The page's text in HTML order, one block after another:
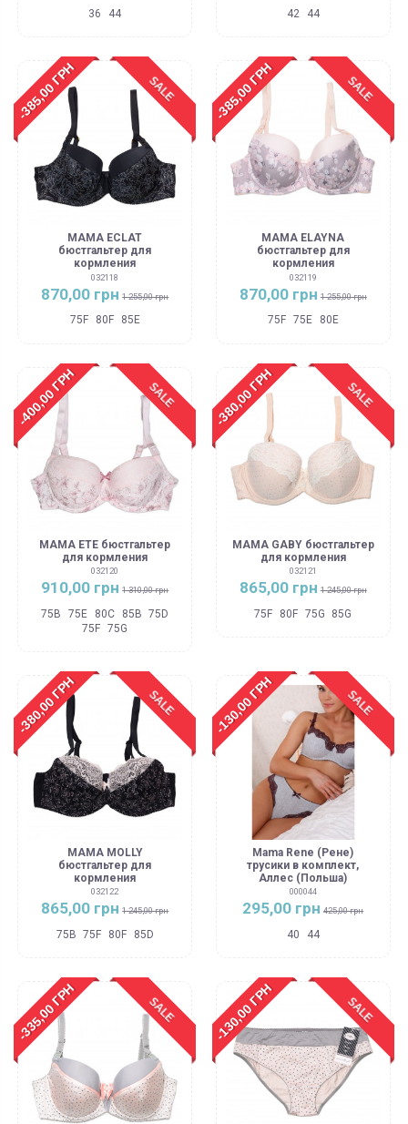
36 44 42 44
SALE
-385,00 ГРН
MAMA ECLAT
бюстгальтер для
кормления
032118
870,00 грн 1 255,00 грн
75F 80F 85E
SALE
-385,00 ГРН
MAMA ELAYNA
бюстгальтер для
кормления
032119
870,00 грн 1 255,00 грн
75F 75E 80E
SALE
-400,00 ГРН
MAMA ETE бюстгальтер
для кормления
032120
910,00 грн 1 310,00 грн
75B 75E 80C 85B 75D
75F 75G
SALE
-380,00 ГРН
MAMA GABY бюстгальтер
для кормления
032121
865,00 грн 1 245,00 грн
75F 80F 75G 85G
SALE
-380,00 ГРН
MAMA MOLLY
бюстгальтер для
кормления
032122
865,00 грн 1 245,00 грн
75B 75F 80F 85D
SALE
-130,00 ГРН
Mama Rene (Рене)
трусики в комплект,
Аллес (Польша)
000044
295,00 грн 425,00 грн
40 44
SALE
-335,00 ГРН SALE
-130,00 ГРН